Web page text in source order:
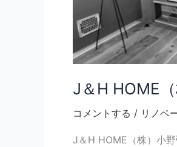
J＆H HOME（
コメントする / リノベ
J＆H HOME（株）小